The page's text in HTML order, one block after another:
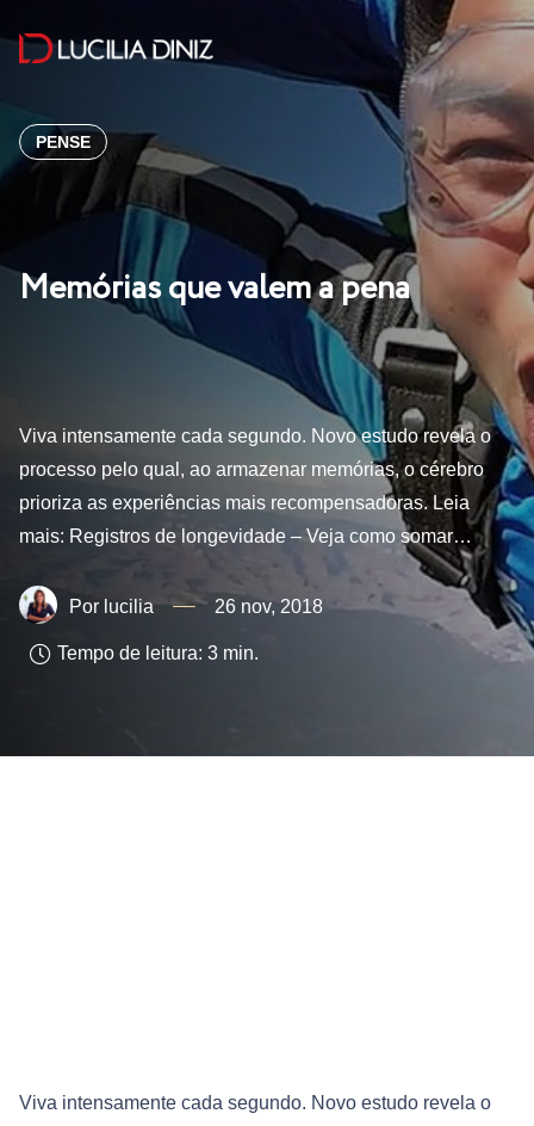
PENSE
Memórias que valem a pena
Viva intensamente cada segundo. Novo estudo revela o
processo pelo qual, ao armazenar memórias, o cérebro
prioriza as experiências mais recompensadoras. Leia
mais: Registros de longevidade – Veja como somar…
lucilia 26 nov, 2018
Tempo de leitura: 3 min.
Viva intensamente cada segundo. Novo estudo revela o